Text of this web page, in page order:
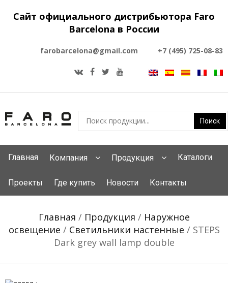
Сайт официального дистрибьютора Faro
Barcelona в России
farobarcelona@gmail.com +7 (495) 725-08-83
Главная Компания Продукция Каталоги
Проекты Где купить Новости Контакты
Главная / Продукция / Наружное
освещение / Светильники настенные / STEPS
Dark grey wall lamp double